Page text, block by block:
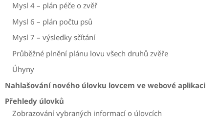
Mysl 4 – plán péče o zvěř
Mysl 6 – plán počtu psů
Mysl 7 – výsledky sčítání
Průběžné plnění plánu lovu všech druhů zvěře
Úhyny
Nahlašování nového úlovku lovcem ve webové aplikaci
Přehledy úlovků
Zobrazování vybraných informací o úlovcích